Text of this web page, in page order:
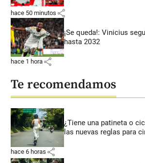
hace 50 minutos share
¡Se queda!: Vinicius
hasta 2032
hace 1 hora share
Te recomendamos
¿Tiene una patineta o
las nuevas reglas para
hace 6 horas share